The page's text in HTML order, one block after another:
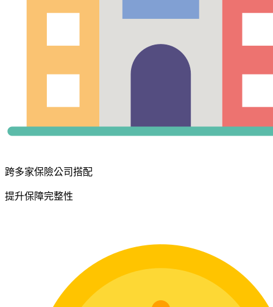
跨多家保險公司搭配
提升保障完整性